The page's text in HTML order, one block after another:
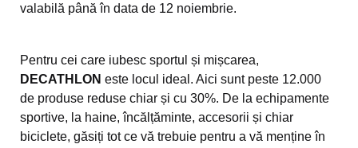
valabilă până în data de 12 noiembrie.
Pentru cei care iubesc sportul și mișcarea,
DECATHLON este locul ideal. Aici sunt peste 12.000
de produse reduse chiar și cu 30%. De la echipamente
sportive, la haine, încălțăminte, accesorii și chiar
biciclete, găsiți tot ce vă trebuie pentru a vă menține în